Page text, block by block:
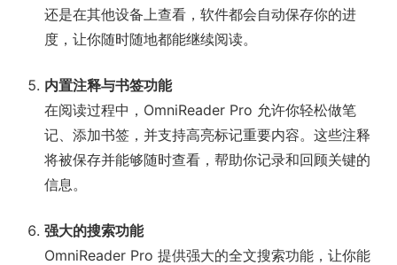
还是在其他设备上查看，软件都会自动保存你的进
度，让你随时随地都能继续阅读。
内置注释与书签功能
在阅读过程中，OmniReader Pro 允许你轻松做笔
记、添加书签，并支持高亮标记重要内容。这些注释
将被保存并能够随时查看，帮助你记录和回顾关键的
信息。
强大的搜索功能
OmniReader Pro 提供强大的全文搜索功能，让你能